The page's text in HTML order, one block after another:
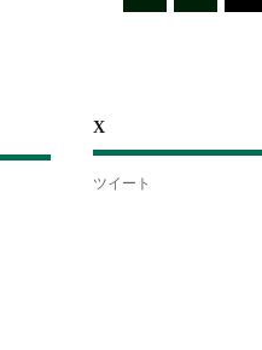
X
ツイート